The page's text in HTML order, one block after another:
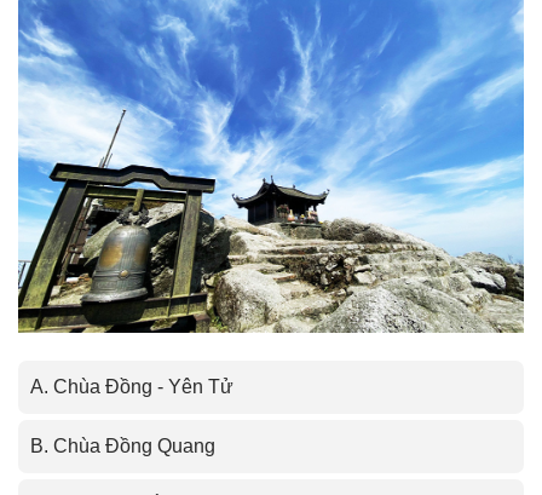
A. Chùa Đồng - Yên Tử
B. Chùa Đồng Quang